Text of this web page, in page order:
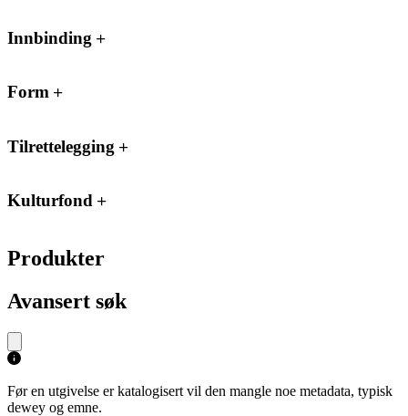
Innbinding
Form
Tilrettelegging
Kulturfond
Produkter
Avansert søk
Før en utgivelse er katalogisert vil den mangle noe metadata, typisk
dewey og emne.